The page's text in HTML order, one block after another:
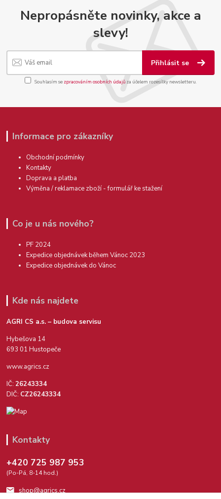
Nepropásněte novinky, akce a
slevy!
Přihlásit se
Souhlasím se zpracováním osobních údajůza účelem rozesílky newsletteru.
Informace pro zákazníky
Obchodní podmínky
Kontakty
Doprava a platba
Výměna / reklamace zboží - formulář ke stažení
Co je u nás nového?
PF 2024
Expedice objednávek během Vánoc 2023
Expedice objednávek do Vánoc
Kde nás najdete
AGRI CS a.s. – budova servisu
Hybešova 14
693 01 Hustopeče
www.agrics.cz
IČ:26243334
DIČ: CZ26243334
Kontakty
+420 725 987 953
(Po-Pá, 8-14 hod.)
shop@agrics.cz